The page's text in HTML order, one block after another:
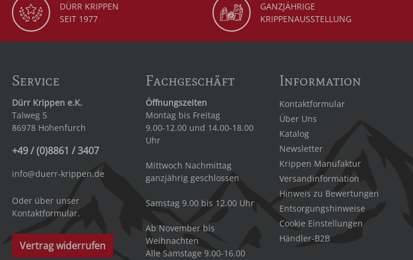
DÜRR KRIPPEN
SEIT 1977
GANZJÄHRIGE
KRIPPENAUSSTELLUNG
Service
Dürr Krippen e.K.
Talweg 5
86978 Hohenfurch
+49 / (0)8861 / 3407
info@duerr-krippen.de
Oder über unser
Kontaktformular.
Vertrag widerrufen
Fachgeschäft
Öffnungszeiten
Montag bis Freitag
9.00-12.00 und 14.00-18.00
Uhr
Mittwoch Nachmittag
ganzjährig geschlossen
Samstag 9.00 bis 12.00 Uhr
Ab November bis
Weihnachten
Alle Samstage 9.00-16.00
Information
Kontaktformular
Über Uns
Katalog
Newsletter
Krippen Manufaktur
Versandinformation
Hinweis zu Bewertungen
Entsorgungshinweise
Cookie Einstellungen
Händler-B2B